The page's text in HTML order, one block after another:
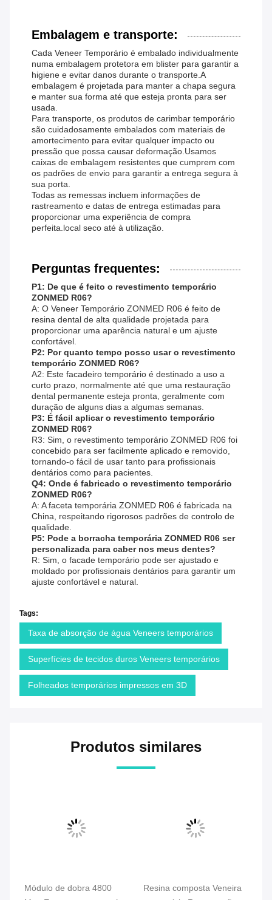
Embalagem e transporte:
Cada Veneer Temporário é embalado individualmente
numa embalagem protetora em blister para garantir a
higiene e evitar danos durante o transporte.A
embalagem é projetada para manter a chapa segura
e manter sua forma até que esteja pronta para ser
usada.
Para transporte, os produtos de carimbar temporário
são cuidadosamente embalados com materiais de
amortecimento para evitar qualquer impacto ou
pressão que possa causar deformação.Usamos
caixas de embalagem resistentes que cumprem com
os padrões de envio para garantir a entrega segura à
sua porta.
Todas as remessas incluem informações de
rastreamento e datas de entrega estimadas para
proporcionar uma experiência de compra
perfeita.local seco até à utilização.
Perguntas frequentes:
P1: De que é feito o revestimento temporário
ZONMED R06?
A: O Veneer Temporário ZONMED R06 é feito de
resina dental de alta qualidade projetada para
proporcionar uma aparência natural e um ajuste
confortável.
P2: Por quanto tempo posso usar o revestimento
temporário ZONMED R06?
A2: Este facadeiro temporário é destinado a uso a
curto prazo, normalmente até que uma restauração
dental permanente esteja pronta, geralmente com
duração de alguns dias a algumas semanas.
P3: É fácil aplicar o revestimento temporário
ZONMED R06?
R3: Sim, o revestimento temporário ZONMED R06 foi
concebido para ser facilmente aplicado e removido,
tornando-o fácil de usar tanto para profissionais
dentários como para pacientes.
Q4: Onde é fabricado o revestimento temporário
ZONMED R06?
A: A faceta temporária ZONMED R06 é fabricada na
China, respeitando rigorosos padrões de controlo de
qualidade.
P5: Pode a borracha temporária ZONMED R06 ser
personalizada para caber nos meus dentes?
R: Sim, o facade temporário pode ser ajustado e
moldado por profissionais dentários para garantir um
ajuste confortável e natural.
Tags:
Taxa de absorção de água Veneers temporários
Superfícies de tecidos duros Veneers temporários
Folheados temporários impressos em 3D
Produtos similares
Módulo de dobra 4800
Resina composta Veneira